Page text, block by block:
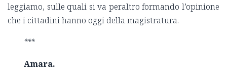
leggiamo, sulle quali si va peraltro formando l’opinione
che i cittadini hanno oggi della magistratura.
***
Amara.